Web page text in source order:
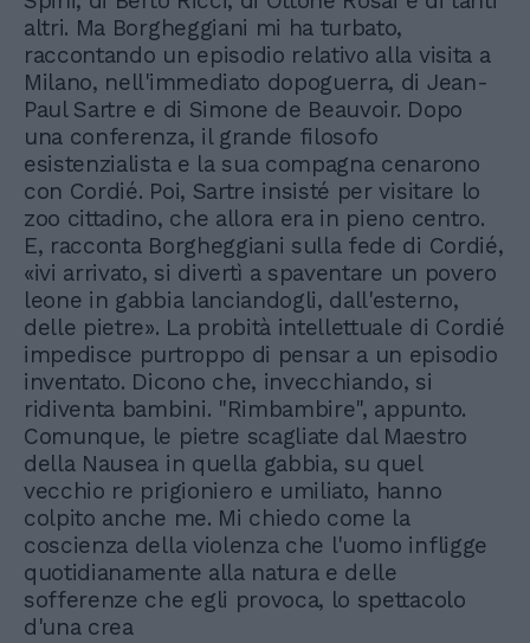
altri. Ma Borgheggiani mi ha turbato,
raccontando un episodio relativo alla visita a
Milano, nell'immediato dopoguerra, di Jean-
Paul Sartre e di Simone de Beauvoir. Dopo
una conferenza, il grande filosofo
esistenzialista e la sua compagna cenarono
con Cordié. Poi, Sartre insisté per visitare lo
zoo cittadino, che allora era in pieno centro.
E, racconta Borgheggiani sulla fede di Cordié,
«ivi arrivato, si divertì a spaventare un povero
leone in gabbia lanciandogli, dall'esterno,
delle pietre». La probità intellettuale di Cordié
impedisce purtroppo di pensar a un episodio
inventato. Dicono che, invecchiando, si
ridiventa bambini. "Rimbambire", appunto.
Comunque, le pietre scagliate dal Maestro
della Nausea in quella gabbia, su quel
vecchio re prigioniero e umiliato, hanno
colpito anche me. Mi chiedo come la
coscienza della violenza che l'uomo infligge
quotidianamente alla natura e delle
sofferenze che egli provoca, lo spettacolo
d'una crea